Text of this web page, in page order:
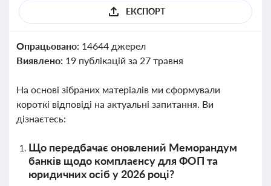
ЕКСПОРТ
Опрацьовано: 14644 джерел
Виявлено: 19 публікацій за 27 травня
На основі зібраних матеріалів ми сформували
короткі відповіді на актуальні запитання. Ви
дізнаєтесь:
Що передбачає оновлений Меморандум
банків щодо комплаєнсу для ФОП та
юридичних осіб у 2026 році?